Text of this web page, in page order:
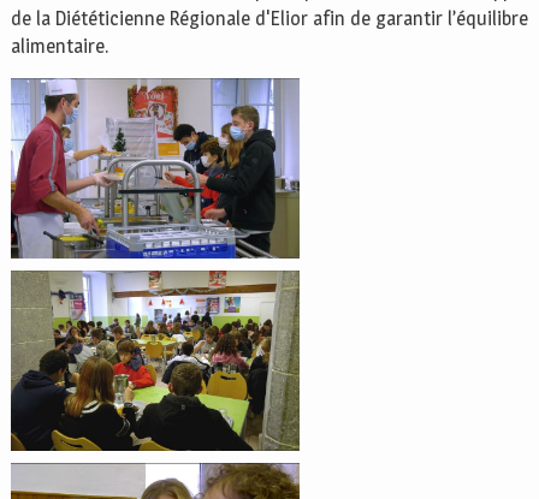
de la Diététicienne Régionale d'Elior afin de garantir l’équilibre
alimentaire.